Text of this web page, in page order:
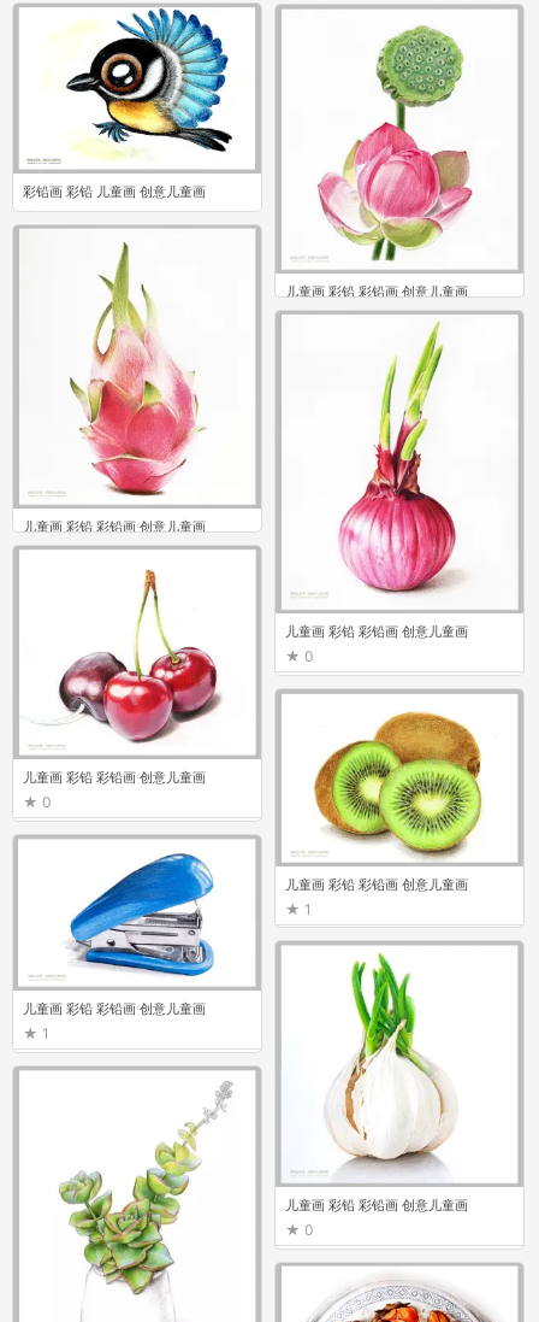
彩铅画 彩铅 儿童画 创意儿童画
0
儿童画 彩铅 彩铅画 创意儿童画
0
儿童画 彩铅 彩铅画 创意儿童画
0
儿童画 彩铅 彩铅画 创意儿童画
1
儿童画 彩铅 彩铅画 创意儿童画
1
儿童画 彩铅 彩铅画 创意儿童画
0
儿童画 彩铅 彩铅画 创意儿童画
0
儿童画 彩铅 彩铅画 创意儿童画
1